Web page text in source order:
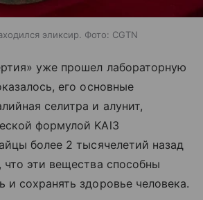
эликсир. Фото: CGTN
уже прошел лабораторную
его основные
селитра и алунит,
формулой KAl3
более 2 тысячелетий назад
что эти вещества способны
и сохранять здоровье человека.